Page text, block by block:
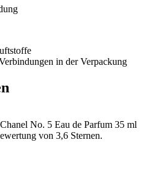
in der Verpackung
No. 5 Eau de Parfum 35 ml
von 3,6 Sternen.